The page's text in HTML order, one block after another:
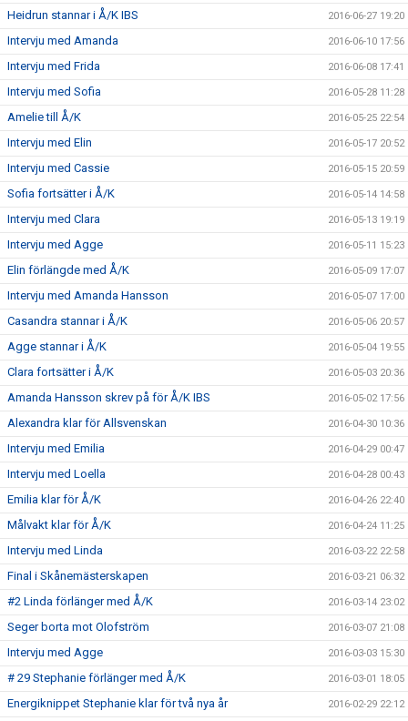
Heidrun stannar i Å/K IBS 2016-06-27 19:20
Intervju med Amanda 2016-06-10 17:56
Intervju med Frida 2016-06-08 17:41
Intervju med Sofia 2016-05-28 11:28
Amelie till Å/K 2016-05-25 22:54
Intervju med Elin 2016-05-17 20:52
Intervju med Cassie 2016-05-15 20:59
Sofia fortsätter i Å/K 2016-05-14 14:58
Intervju med Clara 2016-05-13 19:19
Intervju med Agge 2016-05-11 15:23
Elin förlängde med Å/K 2016-05-09 17:07
Intervju med Amanda Hansson 2016-05-07 17:00
Casandra stannar i Å/K 2016-05-06 20:57
Agge stannar i Å/K 2016-05-04 19:55
Clara fortsätter i Å/K 2016-05-03 20:36
Amanda Hansson skrev på för Å/K IBS 2016-05-02 17:56
Alexandra klar för Allsvenskan 2016-04-30 10:36
Intervju med Emilia 2016-04-29 00:47
Intervju med Loella 2016-04-28 00:43
Emilia klar för Å/K 2016-04-26 22:40
Målvakt klar för Å/K 2016-04-24 11:25
Intervju med Linda 2016-03-22 22:58
Final i Skånemästerskapen 2016-03-21 06:32
#2 Linda förlänger med Å/K 2016-03-14 23:02
Seger borta mot Olofström 2016-03-07 21:08
Intervju med Agge 2016-03-03 15:30
# 29 Stephanie förlänger med Å/K 2016-03-01 18:05
Energiknippet Stephanie klar för två nya år 2016-02-29 22:12